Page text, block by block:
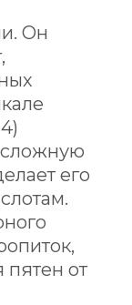
Он
сложную
его
пятен от